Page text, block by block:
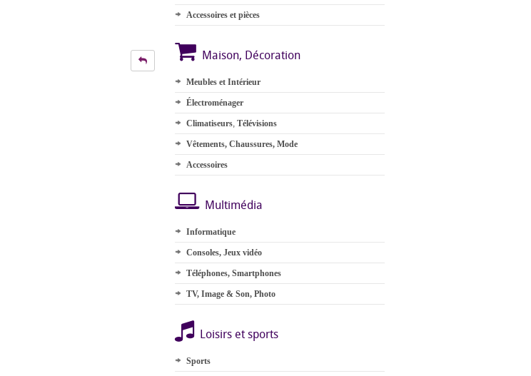
Accessoires et pièces
Maison, Décoration
Meubles et Intérieur
Électroménager
Climatiseurs, Télévisions
Vêtements, Chaussures, Mode
Accessoires
Multimédia
Informatique
Consoles, Jeux vidéo
Téléphones, Smartphones
TV, Image & Son, Photo
Loisirs et sports
Sports